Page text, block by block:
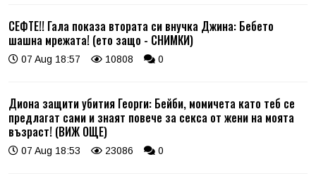
СЕФТЕ!! Гала показа втората си внучка Джина: Бебето
шашна мрежата! (ето защо - СНИМКИ)
07 Aug 18:57 10808 0
Диона защити убития Георги: Бейби, момичета като теб се
предлагат сами и знаят повече за секса от жени на моята
възраст! (ВИЖ ОЩЕ)
07 Aug 18:53 23086 0